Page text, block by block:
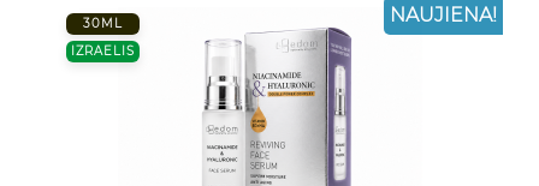
30ML
IZRAELIS
NAUJIENA!